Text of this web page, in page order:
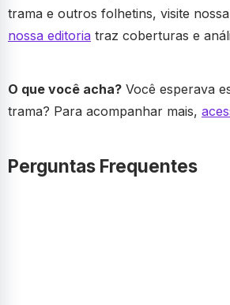
trama e outros folhetins, visite
nossa editoria traz coberturas e
O que você acha? Você esperava
trama? Para acompanhar mais,
Perguntas Frequentes